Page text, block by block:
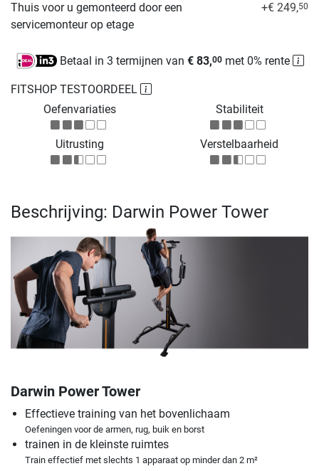
FITSHOP TESTOORDEEL
Oefenvariaties
Stabiliteit
Uitrusting Verstelbaarheid
Thuis voor u gemonteerd door een
servicemonteur op etage
+€ 249,50
Betaal in 3 termijnen van € 83,00met 0% rente
Beschrijving: Darwin Power Tower
Darwin Power Tower
Effectieve training van het bovenlichaam
Oefeningen voor de armen, rug, buik en borst
trainen in de kleinste ruimtes
Train effectief met slechts 1 apparaat op minder dan 2 m²